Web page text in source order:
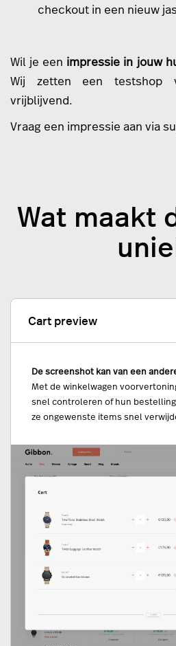
checkout in een nieuw
Wil je een impressie in jouw
Wij zetten een testshop
vrijblijvend.
Vraag een impressie aan via
Wat maakt
Cart preview
De screenshot kan van een
Met de winkelwagen
snel controleren of hun
ze ongewenste items snel